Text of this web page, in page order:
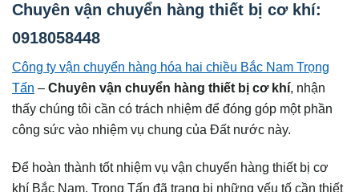
Chuyên vận chuyển hàng thiết bị cơ khí:
0918058448
Công ty vận chuyển hàng hóa hai chiều Bắc Nam Trọng
Tấn – Chuyên vận chuyển hàng thiết bị cơ khí, nhận
thấy chúng tôi cần có trách nhiệm để đóng góp một phần
công sức vào nhiệm vụ chung của Đất nước này.
Để hoàn thành tốt nhiệm vụ vận chuyển hàng thiết bị cơ
khí Bắc Nam, Trọng Tấn đã trang bị những yếu tố cần thiết